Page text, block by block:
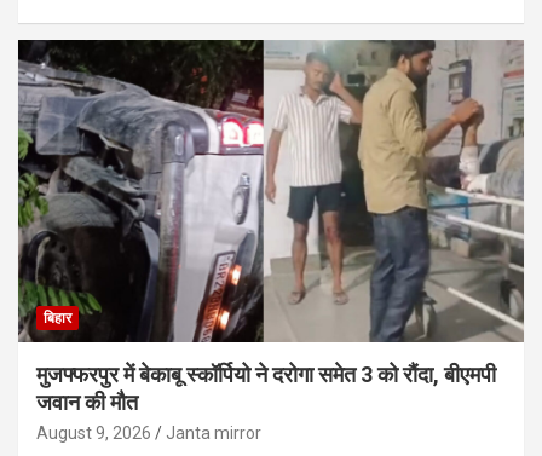
बिहार
मुजफ्फरपुर में बेकाबू स्कॉर्पियो ने दरोगा समेत 3 को रौंदा, बीएमपी
जवान की मौत
August 9, 2026 Janta mirror